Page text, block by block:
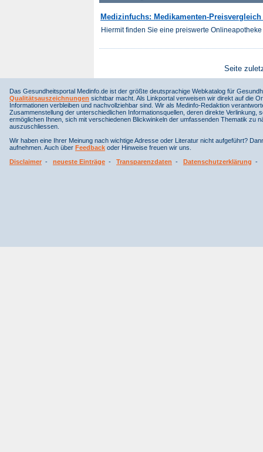
Medizinfuchs: Medikamenten-
Hiermit finden Sie eine preiswerte
Seite
Das Gesundheitsportal Medinfo.de ist der größte deutsprachige Webkatalog für
Qualitätsauszeichnungen sichtbar macht. Als Linkportal verweisen wir direkt auf die
Informationen verbleiben und nachvollziehbar sind. Wir als Medinfo-Redaktion
Zusammenstellung der unterschiedlichen Informationsquellen, deren direkte
ermöglichen Ihnen, sich mit verschiedenen Blickwinkeln der umfassenden Thematik
auszuschliessen.
Wir haben eine Ihrer Meinung nach wichtige Adresse oder Literatur nicht aufgeführt?
aufnehmen. Auch über Feedback oder Hinweise freuen wir uns.
Disclaimer - neueste Einträge - Transparenzdaten - Datenschutzerklärung -